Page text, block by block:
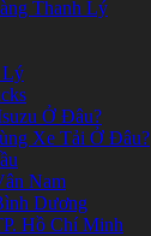
Thanh Lý
Lý
Ở Đâu?
Xe Tải Ở Đâu?
Nam
Dương
Hồ Chí Minh